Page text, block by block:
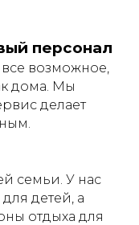
персонал
все возможное,
дома. Мы
делает
семьи. У нас
детей, а
отдыха для